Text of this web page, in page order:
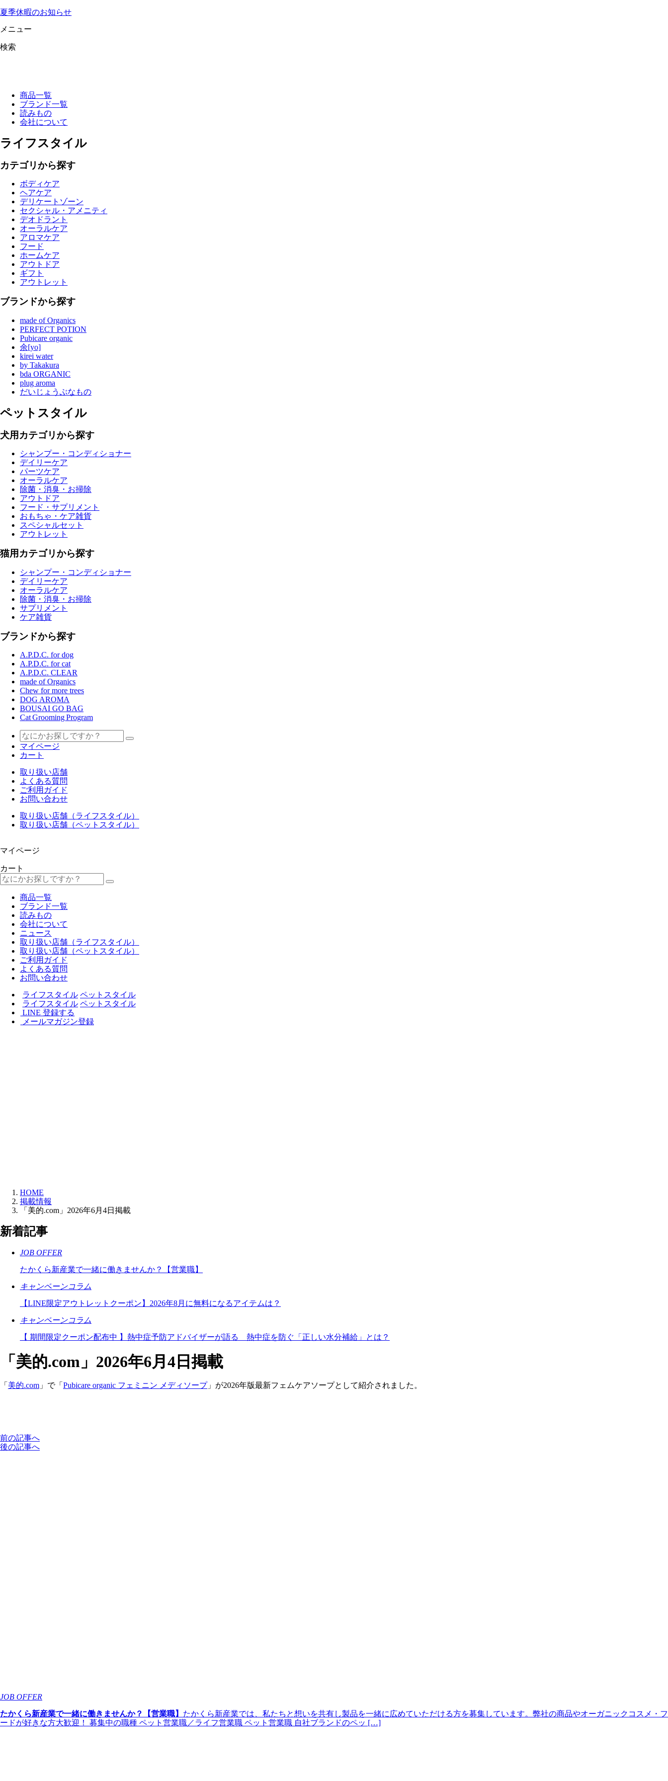
夏季休暇のお知らせ
メニュー
検索
商品一覧
ブランド一覧
読みもの
会社について
ライフスタイル
カテゴリから探す
ボディケア
ヘアケア
デリケートゾーン
セクシャル・アメニティ
デオドラント
オーラルケア
アロマケア
フード
ホームケア
アウトドア
ギフト
アウトレット
ブランドから探す
made of Organics
PERFECT POTION
Pubicare organic
余[yo]
kirei water
by Takakura
bda ORGANIC
plug aroma
だいじょうぶなもの
ペットスタイル
犬用カテゴリから探す
シャンプー・コンディショナー
デイリーケア
パーツケア
オーラルケア
除菌・消臭・お掃除
アウトドア
フード・サプリメント
おもちゃ・ケア雑貨
スペシャルセット
アウトレット
猫用カテゴリから探す
シャンプー・コンディショナー
デイリーケア
オーラルケア
除菌・消臭・お掃除
サプリメント
ケア雑貨
ブランドから探す
A.P.D.C. for dog
A.P.D.C. for cat
A.P.D.C. CLEAR
made of Organics
Chew for more trees
DOG AROMA
BOUSAI GO BAG
Cat Grooming Program
マイページ
カート
取り扱い店舗
よくある質問
ご利用ガイド
お問い合わせ
取り扱い店舗（ライフスタイル）
取り扱い店舗（ペットスタイル）
マイページ
カート
商品一覧
ブランド一覧
読みもの
会社について
ニュース
取り扱い店舗（ライフスタイル）
取り扱い店舗（ペットスタイル）
ご利用ガイド
よくある質問
お問い合わせ
ライフスタイル ペットスタイル
ライフスタイル ペットスタイル
LINE 登録する
メールマガジン登録
HOME
掲載情報
「美的.com」2026年6月4日掲載
新着記事
JOB OFFER
たかくら新産業で一緒に働きませんか？【営業職】
キャンペーンコラム
【LINE限定アウトレットクーポン】2026年8月に無料になるアイテムは？
キャンペーンコラム
【 期間限定クーポン配布中 】熱中症予防アドバイザーが語る 熱中症を防ぐ「正しい水分補給」とは？
「美的.com」2026年6月4日掲載
「 美的.com 」で「 Pubicare organic フェミニン メディソープ」が2026年版最新フェムケアソープとして紹介されました。
前の記事へ
後の記事へ
JOB OFFER
たかくら新産業で一緒に働きませんか？【営業職】 たかくら新産業では、私たちと想いを共有し製品を一緒に広めていただける方を募集しています。弊社の商品やオーガニックコスメ・フ
ードが好きな方大歓迎！ 募集中の職種 ペット営業職／ライフ営業職 ペット営業職 自社ブランドのペッ […]